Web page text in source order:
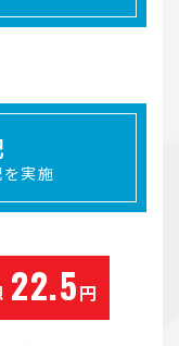
実施
22.5円